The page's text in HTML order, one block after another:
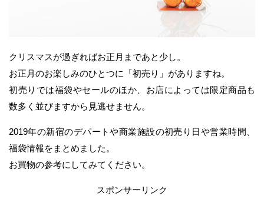
クリスマスが過ぎればお正月まであと少し。
お正月のお楽しみのひとつに「初売り」がありますね。
初売りでは福袋やセールのほか、お店によっては限定商品も
数多く並びますから見逃せません。
2019年の新宿のデパートや商業施設の初売り日や営業時間、
福袋情報をまとめました。
お買物の参考にしてみてください。
スポンサーリンク